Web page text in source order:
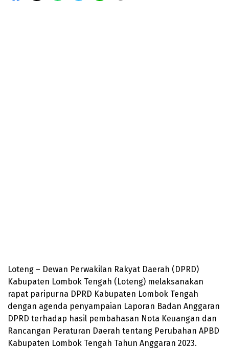
Loteng – Dewan Perwakilan Rakyat Daerah (DPRD)
Kabupaten Lombok Tengah (Loteng) melaksanakan
rapat paripurna DPRD Kabupaten Lombok Tengah
dengan agenda penyampaian Laporan Badan Anggaran
DPRD terhadap hasil pembahasan Nota Keuangan dan
Rancangan Peraturan Daerah tentang Perubahan APBD
Kabupaten Lombok Tengah Tahun Anggaran 2023.